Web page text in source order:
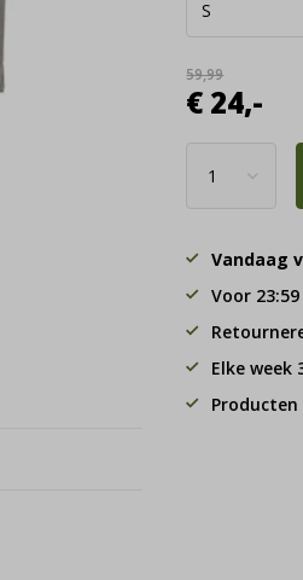
59,99
€ 24,-
Vandaag
Voor
Elke week